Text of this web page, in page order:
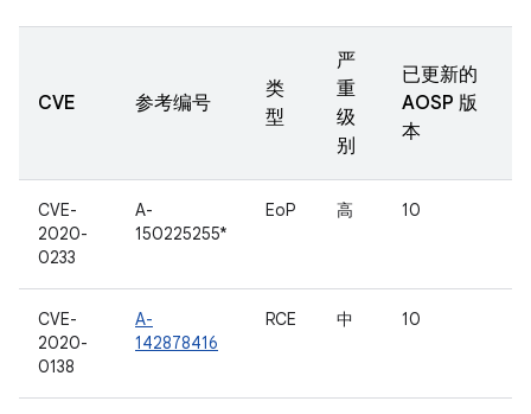
CVE 参考编号
类
型
严
重
级
别
已更新的
AOSP 版
本
CVE-
2020-
0233
A-
150225255*
EoP 高 10
CVE-
2020-
0138
A-
142878416
RCE 中 10